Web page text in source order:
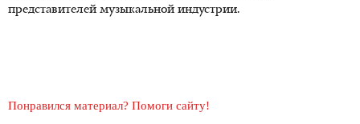
представителей музыкальной индустрии.
Понравился материал? Помоги сайту!